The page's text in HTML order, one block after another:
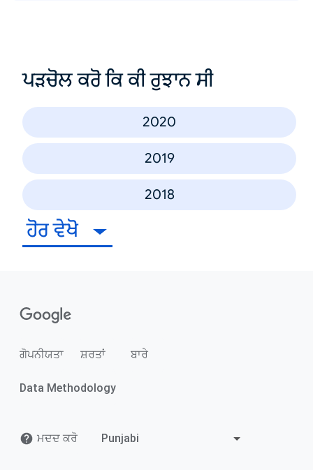
ਪੜਚੋਲ ਕਰੋ ਕਿ ਕੀ ਰੁਝਾਨ ਸੀ
2020
2019
2018
ਹੋਰ ਵੇਖੋ
ਗੋਪਨੀਯਤਾ ਸ਼ਰਤਾਂ ਬਾਰੇ
Data Methodology
ਮਦਦ ਕਰੋ